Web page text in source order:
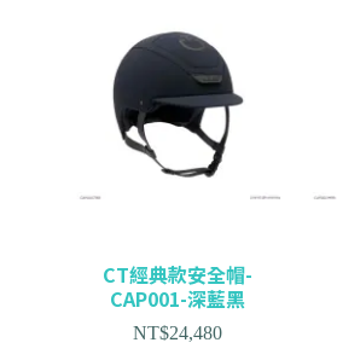
CT經典款安全帽-
CAP001-深藍黑
NT$24,480